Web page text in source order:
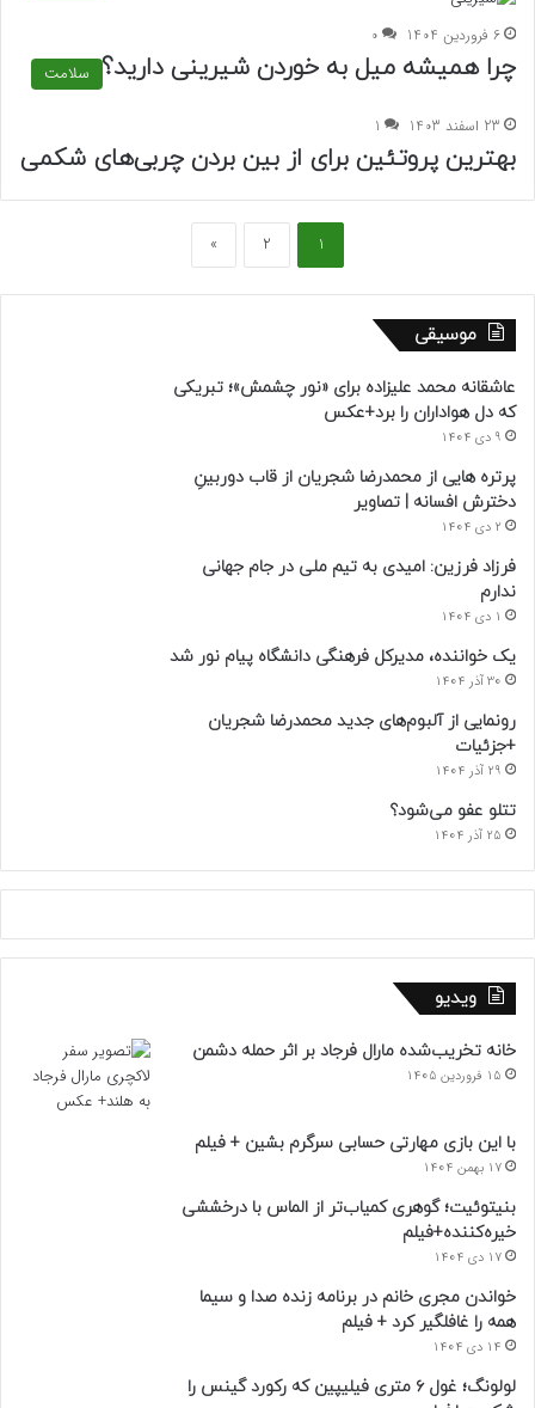
6 فروردین 1404 0
چرا همیشه میل به خوردن شیرینی دارید؟ سلامت
23 اسفند 1403 1
بهترین پروتئین برای از بین بردن چربی‌های شکمی
1
2
»
موسیقی
عاشقانه محمد علیزاده برای «نور چشمش»؛ تبریکی
که دل هواداران را برد+عکس
9 دی 1404
پرتره هایی از محمدرضا شجریان از قاب دوربینِ
دخترش افسانه | تصاویر
2 دی 1404
فرزاد فرزین: امیدی به تیم ملی در جام جهانی
ندارم
1 دی 1404
یک خواننده، مدیرکل فرهنگی دانشگاه پیام نور شد
30 آذر 1404
رونمایی از آلبوم‌های جدید محمدرضا شجریان
+جزئیات
29 آذر 1404
تتلو عفو می‌شود؟
25 آذر 1404
ویدیو
خانه تخریب‌شده مارال فرجاد بر اثر حمله دشمن
15 فروردین 1405
با این بازی مهارتی حسابی سرگرم بشین + فیلم
17 بهمن 1404
بنیتوئیت؛ گوهری کمیاب‌تر از الماس با درخششی
خیره‌کننده+فیلم
17 دی 1404
خواندن مجری خانم در برنامه زنده صدا و سیما
همه را غافلگیر کرد + فیلم
14 دی 1404
لولونگ؛ غول ۶ متری فیلیپین که رکورد گینس را